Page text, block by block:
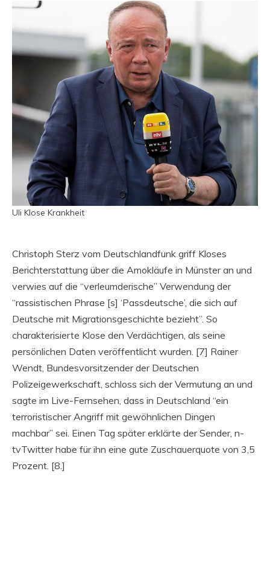
Uli Klose Krankheit
Christoph Sterz vom Deutschlandfunk griff Kloses
Berichterstattung über die Amokläufe in Münster an und
verwies auf die “verleumderische” Verwendung der
“rassistischen Phrase [s] ‘Passdeutsche’, die sich auf
Deutsche mit Migrationsgeschichte bezieht”. So
charakterisierte Klose den Verdächtigen, als seine
persönlichen Daten veröffentlicht wurden. [7] Rainer
Wendt, Bundesvorsitzender der Deutschen
Polizeigewerkschaft, schloss sich der Vermutung an und
sagte im Live-Fernsehen, dass in Deutschland “ein
terroristischer Angriff mit gewöhnlichen Dingen
machbar” sei. Einen Tag später erklärte der Sender, n-
tvTwitter habe für ihn eine gute Zuschauerquote von 3,5
Prozent. [8.]